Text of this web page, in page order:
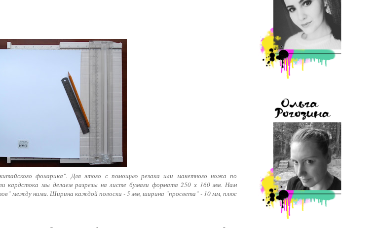
фонарика". Для этого с помощью резака или макетного ножа по
кардстока мы делаем разрезы на листе бумаги формата 250 х 160 мм. Нам
между ними. Ширина каждой полоски - 5 мм, ширина "просвета" - 10 мм, плюс